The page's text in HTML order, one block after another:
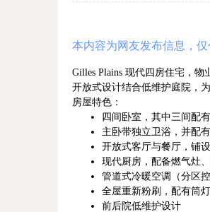
本内容为网友发布信息，
Gilles Plains 现代四房住宅，
开放式设计结合低维护庭院，
房屋特色：
四间卧室，其中三间配
主卧带独立卫浴，并配
开放式客厅与餐厅，铺
现代厨房，配备燃气灶
管道式冷暖空调（分区控
全屋重新粉刷，配有筒
前后院低维护设计